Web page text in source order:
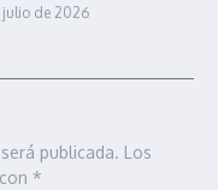
julio de 2026
publicada. Los
*